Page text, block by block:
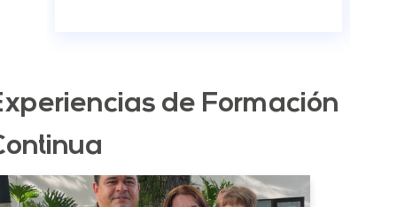
de Formación